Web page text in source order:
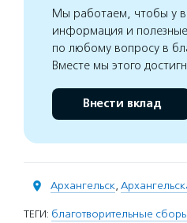
Мы работаем, чтобы у
информация и
по любому вопросу в
Вместе мы этого
Внести вклад
Архангельск,
ТЕГИ: благотворительные